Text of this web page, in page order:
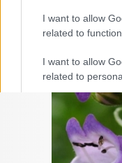
I want to allow
related to
I want to allow
related to
I want to allow
related to
functionality and
user protection.